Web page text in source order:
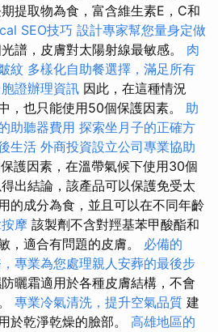
提取物為食，富含維生素E，C和
SEO技巧 設計專家幫您量身定做
譜，皮膚對太陽射線最敏感。 肉
紋 多樣化自助餐選擇，滿足所有
證辦理資訊 因此，在這種情況
，也只能使用50個保護因素。 助
助聽器費用 探索坐月子的正確方
生活 外商投資設立公司專業協助
護因素，在溫帶氣候下使用30個
出結論，該產品可以保護免受太
的成分為食，並且可以在不同年齡
摩 該製劑不含對羥基苯甲酸酯和
，適合有問題的皮膚。 必備的
專業為您處理親人安葬的最後步
曬霜適用於各種皮膚結構，不會
專業冷氣清洗，提升空氣品質 建
於乾淨乾燥的臉部。 高雄地區的